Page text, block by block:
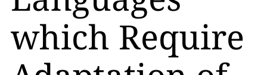
which Require